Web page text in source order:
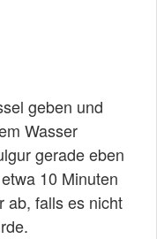
geben und
Wasser
gerade eben
10 Minuten
ab, falls es nicht